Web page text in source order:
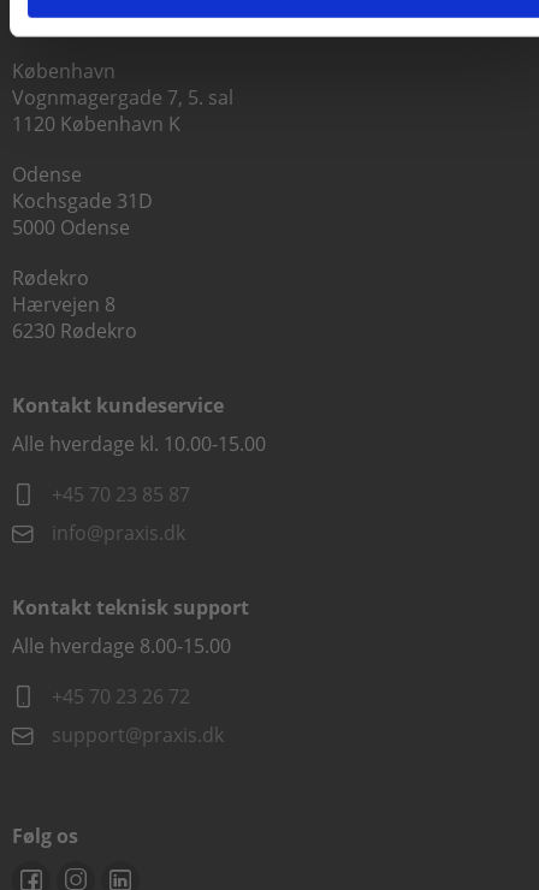
CVR 41280921
København
Vognmagergade 7, 5. sal
1120 København K
Odense
Kochsgade 31D
5000 Odense
Rødekro
Hærvejen 8
6230 Rødekro
Kontakt kundeservice
Alle hverdage kl. 10.00-15.00
+45 70 23 85 87
info@praxis.dk
Kontakt teknisk support
Alle hverdage 8.00-15.00
+45 70 23 26 72
support@praxis.dk
Følg os